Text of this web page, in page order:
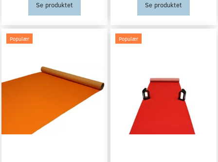
Se produktet Se produktet
Populær Populær